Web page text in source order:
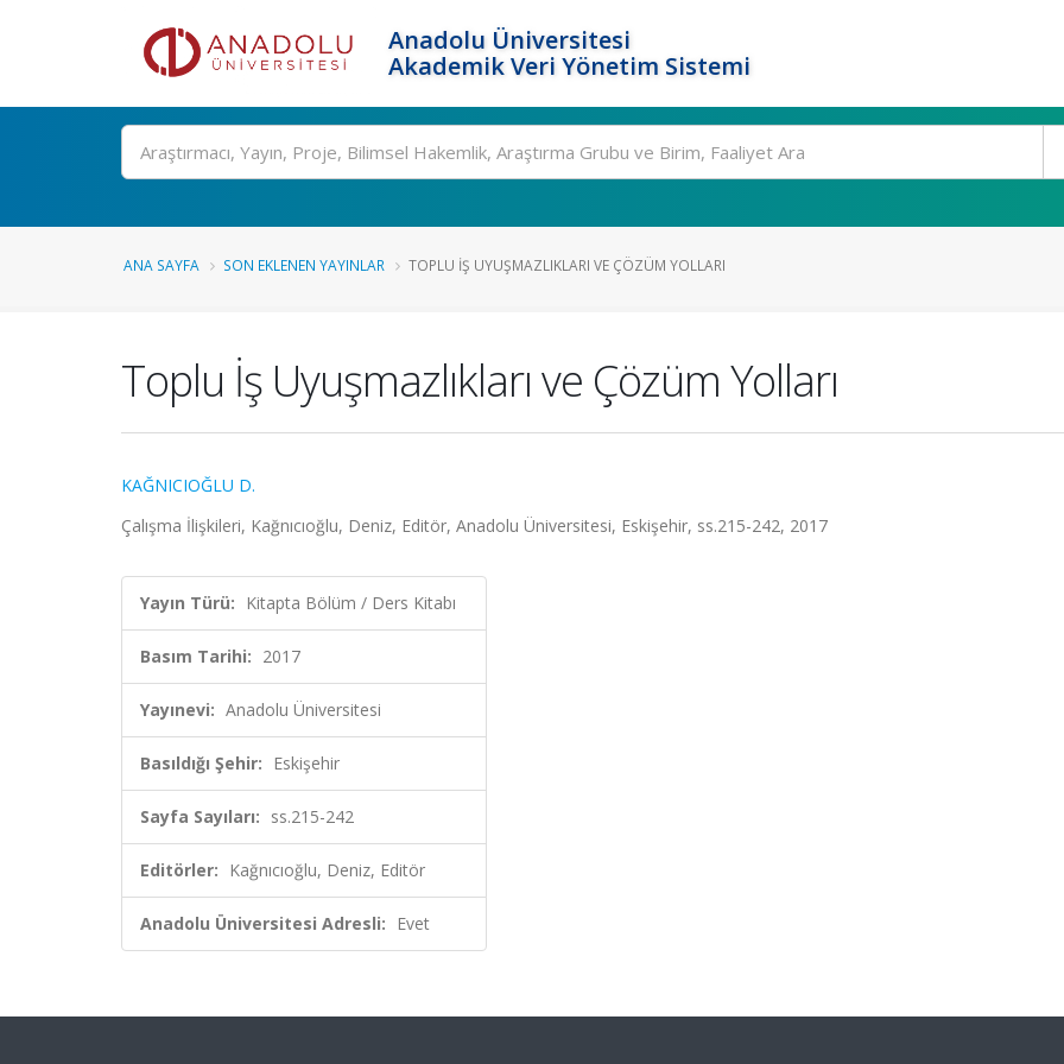
Anadolu Üniversitesi
Akademik Veri Yönetim Sistemi
Ara
ANA SAYFA SON EKLENEN YAYINLAR TOPLU İŞ UYUŞMAZLIKLARI VE ÇÖZÜM YOLLARI
Toplu İş Uyuşmazlıkları ve Çözüm Yolları
KAĞNICIOĞLU D.
Çalışma İlişkileri, Kağnıcıoğlu, Deniz, Editör, Anadolu Üniversitesi, Eskişehir, ss.215-242, 2017
Yayın Türü: Kitapta Bölüm / Ders Kitabı
Basım Tarihi: 2017
Yayınevi: Anadolu Üniversitesi
Basıldığı Şehir: Eskişehir
Sayfa Sayıları: ss.215-242
Editörler: Kağnıcıoğlu, Deniz, Editör
Anadolu Üniversitesi Adresli: Evet